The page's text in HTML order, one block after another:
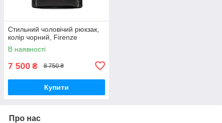
Стильний чоловічий рюкзак,
колір чорний, Firenze
В наявності
7 500 ₴ 8 750 ₴
Купити
Про нас